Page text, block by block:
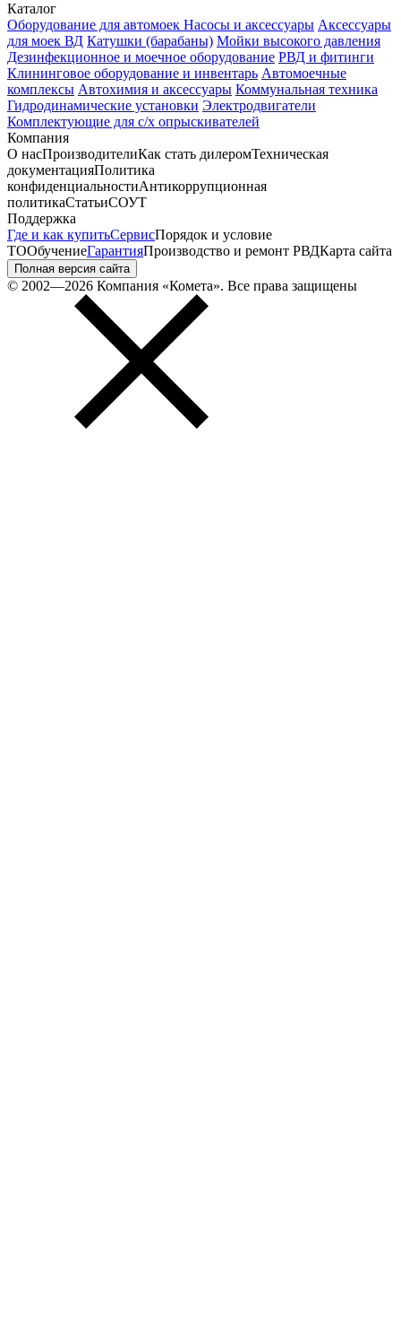
Каталог
Оборудование для автомоек Насосы и аксессуары Аксессуары
для моек ВД Катушки (барабаны) Мойки высокого давления
Дезинфекционное и моечное оборудование РВД и фитинги
Клининговое оборудование и инвентарь Автомоечные
комплексы Автохимия и аксессуары Коммунальная техника
Гидродинамические установки Электродвигатели
Комплектующие для с/х опрыскивателей
Компания
О насПроизводителиКак стать дилеромТехническая
документацияПолитика
конфиденциальностиАнтикоррупционная
политикаСтатьиСОУТ
Поддержка
Где и как купитьСервисПорядок и условие
ТООбучениеГарантияПроизводство и ремонт РВДКарта сайта
Полная версия сайта
© 2002—2026 Компания «Комета». Все права защищены